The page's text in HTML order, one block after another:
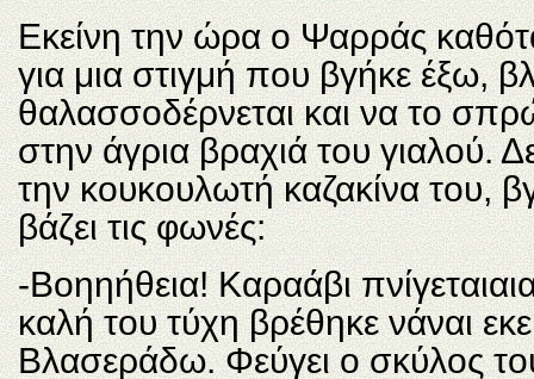
Εκείνη την ώρα ο Ψαρράς
για μια στιγμή που βγήκε έξω,
θαλασσοδέρνεται και να το
στην άγρια βραχιά του γιαλού.
την κουκουλωτή καζακίνα του,
βάζει τις φωνές:
-Βοηηήθεια! Καραάβι
καλή του τύχη βρέθηκε νάναι
Βλασεράδω. Φεύγει ο σκύλος